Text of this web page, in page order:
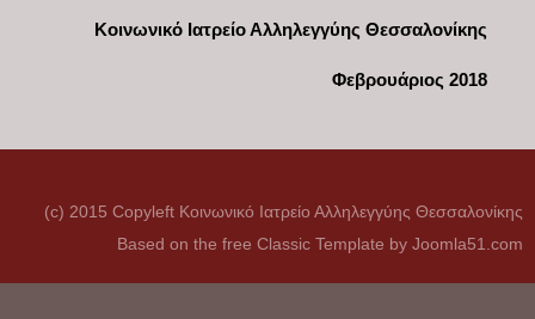
Κοινωνικό Ιατρείο Αλληλεγγύης Θεσσαλονίκης
Φεβρουάριος 2018
(c) 2015 Copyleft Κοινωνικό Ιατρείο Αλληλεγγύης Θεσσαλονίκης
Based on the free Classic Template by Joomla51.com